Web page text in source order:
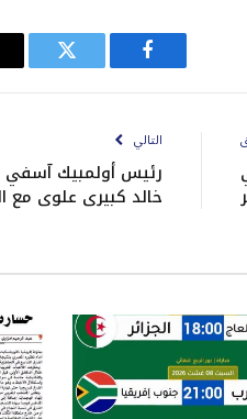
فيسبوك تويتر
التالي
رئيس أولمبيك
خالد كبيري علوي مع